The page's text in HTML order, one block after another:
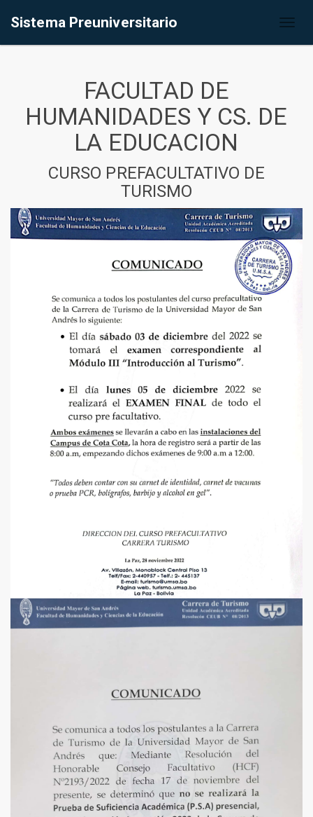
Sistema Preuniversitario
FACULTAD DE
HUMANIDADES Y CS. DE
LA EDUCACION
CURSO PREFACULTATIVO DE
TURISMO